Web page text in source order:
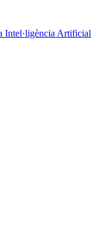
Intel·ligència Artificial